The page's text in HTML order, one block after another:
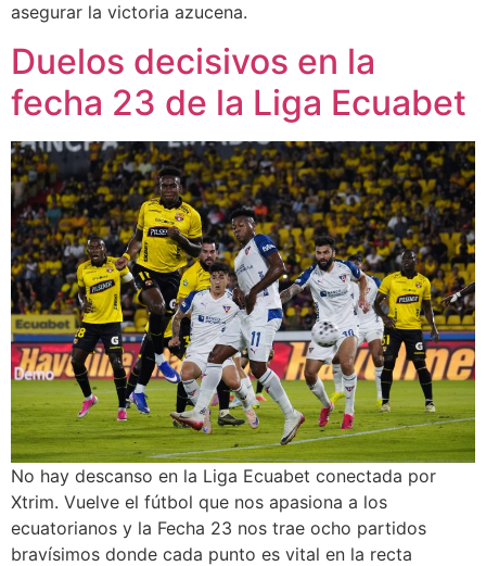
asegurar la victoria azucena.
Duelos decisivos en la
fecha 23 de la Liga Ecuabet
No hay descanso en la Liga Ecuabet conectada por
Xtrim. Vuelve el fútbol que nos apasiona a los
ecuatorianos y la Fecha 23 nos trae ocho partidos
bravísimos donde cada punto es vital en la recta